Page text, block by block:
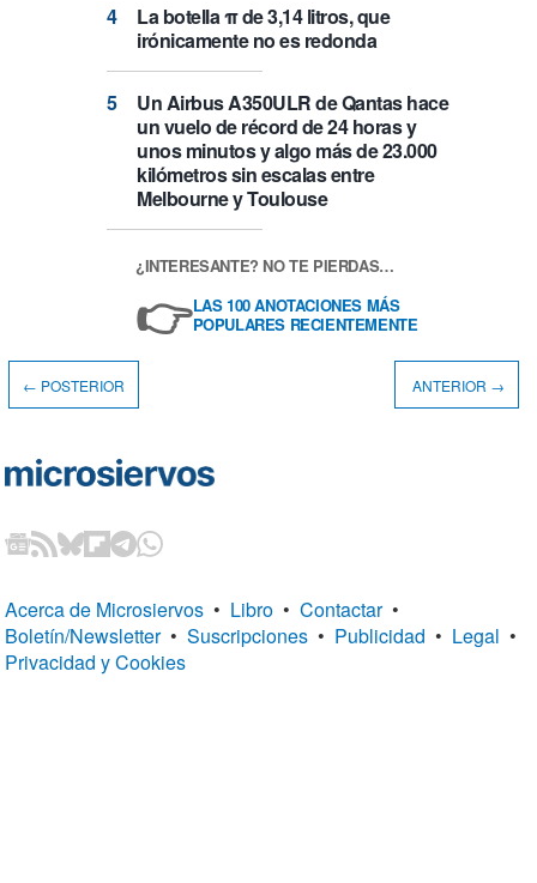
La botella π de 3,14 litros, que
irónicamente no es redonda
Un Airbus A350ULR de Qantas hace
un vuelo de récord de 24 horas y
unos minutos y algo más de 23.000
kilómetros sin escalas entre
Melbourne y Toulouse
¿INTERESANTE? NO TE PIERDAS…
👉LAS 100 ANOTACIONES MÁS
POPULARES RECIENTEMENTE
← POSTERIOR ANTERIOR →
Acerca de Microsiervos • Libro • Contactar •
Boletín/Newsletter • Suscripciones • Publicidad • Legal •
Privacidad y Cookies